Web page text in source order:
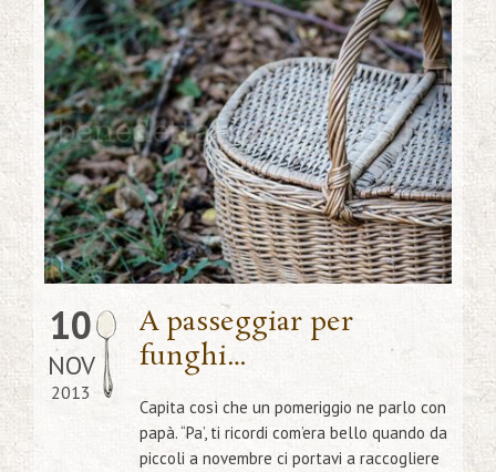
10
NOV
2013
A passeggiar per
funghi…
Capita così che un pomeriggio ne parlo con
papà. “Pa’, ti ricordi com’era bello quando da
piccoli a novembre ci portavi a raccogliere